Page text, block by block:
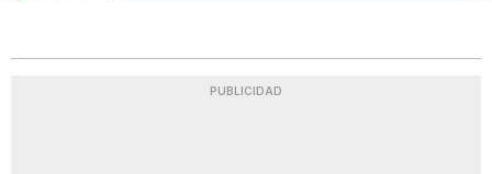
PUBLICIDAD